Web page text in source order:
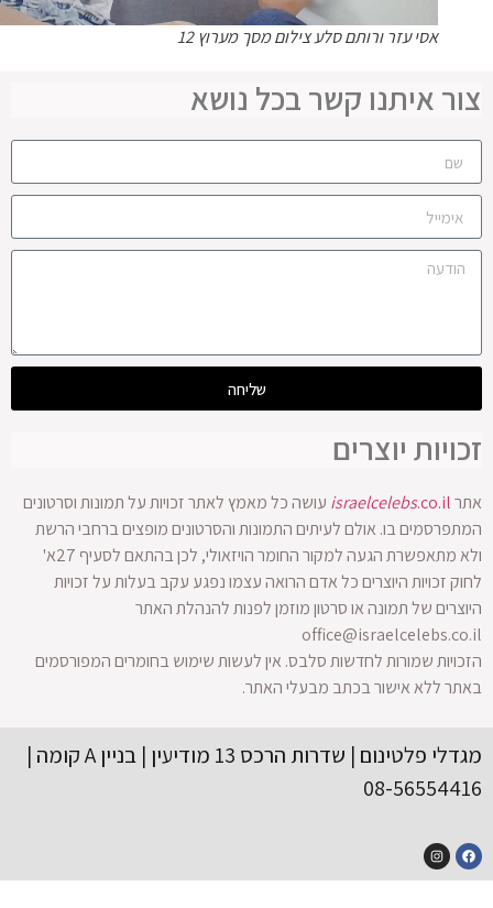
אסי עזר ורותם סלע צילום מסך מערוץ 12
איתנו קשר בכל נושא
שליחה
יוצרים
israelcelebs.co.il
עושה כל מאמץ לאתר זכויות על תמונות וסרטונים
בו. אולם לעיתים התמונות והסרטונים מופצים ברחבי הרשת
ולא מתאפשרת הגעה למקור החומר הויזאולי, לכן בהתאם לסעיף 27א'
זכויות היוצרים כל אדם הרואה עצמו נפגע עקב בעלות על זכויות
של תמונה או סרטון מוזמן לפנות להנהלת האתר
שמורות לחדשות סלבס. אין לעשות שימוש בחומרים המפורסמים
ללא אישור בכתב מבעלי האתר.
מגדלי פלטינום | שדרות הרכס 13 מודיעין | בניין A קומה |
08-